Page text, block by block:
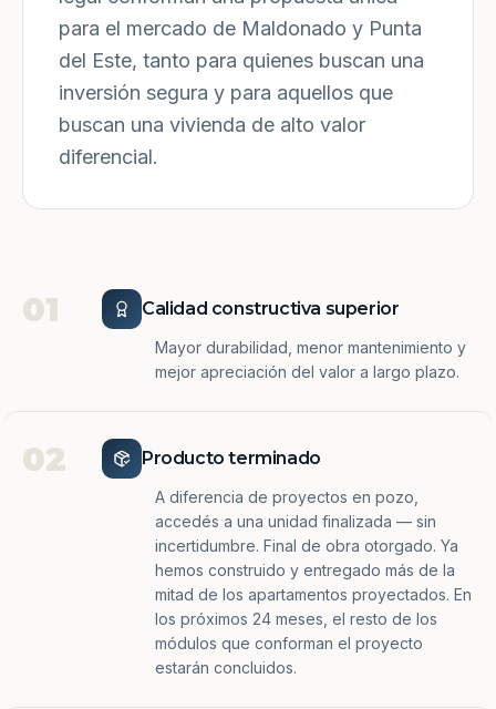
para el mercado de Maldonado y Punta
del Este, tanto para quienes buscan una
inversión segura y para aquellos que
buscan una vivienda de alto valor
diferencial.
01 Calidad constructiva superior
Mayor durabilidad, menor mantenimiento y
mejor apreciación del valor a largo plazo.
02 Producto terminado
A diferencia de proyectos en pozo,
accedés a una unidad finalizada — sin
incertidumbre. Final de obra otorgado. Ya
hemos construido y entregado más de la
mitad de los apartamentos proyectados. En
los próximos 24 meses, el resto de los
módulos que conforman el proyecto
estarán concluidos.